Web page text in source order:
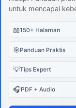
untuk mencapai
📖150+ Halaman
🎯Panduan Praktis
💡Tips Expert
🎧PDF + Audio